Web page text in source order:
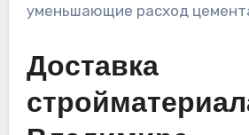
уменьшающие расход
Доставка